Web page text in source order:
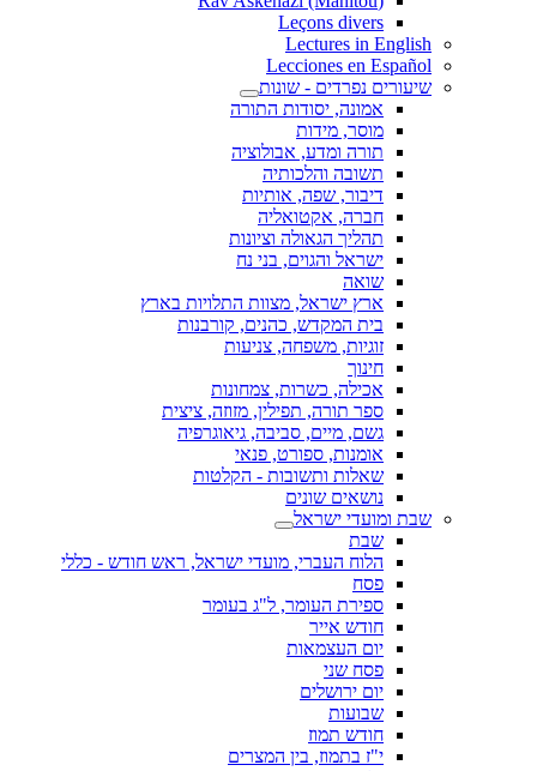
Leçons divers
Lectures in English
Lecciones en Español
שיעורים נפרדים - שונות
אמונה, יסודות התורה
מוסר, מידות
תורה ומדע, אבולוציה
תשובה והלכותיה
דיבור, שפה, אותיות
חברה, אקטואליה
תהליך הגאולה וציונות
ישראל והגוים, בני נח
שואה
ארץ ישראל, מצוות התלויות בארץ
בית המקדש, כהנים, קורבנות
זוגיות, משפחה, צניעות
חינוך
אכילה, כשרות, צמחונות
ספר תורה, תפילין, מזוזה, ציצית
גשם, מיים, סביבה, גיאוגרפיה
אומנות, ספורט, פנאי
שאלות ותשובות - הקלטות
נושאים שונים
שבת ומועדי ישראל
שבת
הלוח העברי, מועדי ישראל, ראש חודש - כללי
פסח
ספירת העומר, ל"ג בעומר
חודש אייר
יום העצמאות
פסח שני
יום ירושלים
שבועות
חודש תמוז
י"ז בתמוז, בין המצרים